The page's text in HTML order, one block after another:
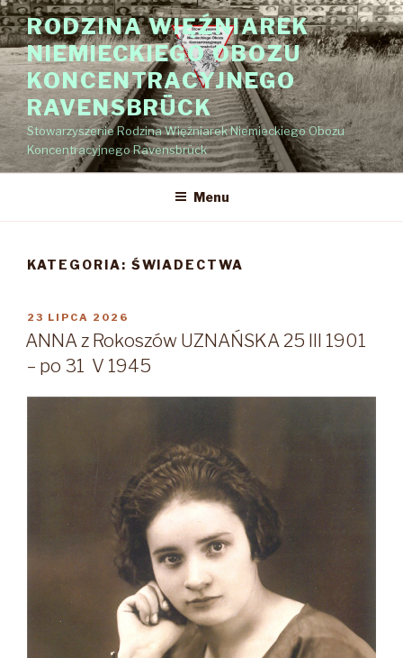
Przejdź
do
treści
RODZINA WIĘŹNIAREK
NIEMIECKIEGO OBOZU
KONCENTRACYJNEGO
RAVENSBRÜCK
Stowarzyszenie Rodzina Więźniarek Niemieckiego Obozu
Koncentracyjnego Ravensbrück
Menu
KATEGORIA: ŚWIADECTWA
OPUBLIKOWANE
W
23 LIPCA 2026
ANNA z Rokoszów UZNAŃSKA 25 III 1901
– po 31 V 1945